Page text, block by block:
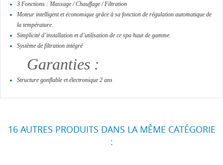
3 Fonctions : Massage / Chauffage / Filtration
Moteur intelligent et économique grâce à sa fonction de régulation automatique de
la température.
Simplicité d’installation et d’utilisation de ce spa haut de gamme.
Système de filtration intégré
Garanties :
Structure gonflable et électronique 2 ans
16 AUTRES PRODUITS DANS LA MÊME CATÉGORIE
: